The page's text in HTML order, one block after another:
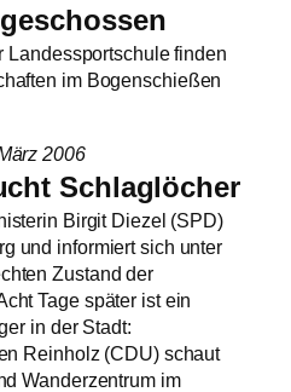
Landessportschule finden
im Bogenschießen
2006
Schlaglöcher
Birgit Diezel (SPD)
und informiert sich unter
Zustand der
Tage später ist ein
in der Stadt:
Reinholz (CDU) schaut
Wanderzentrum im